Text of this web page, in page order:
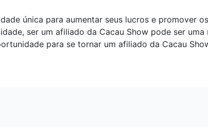
única para aumentar seus lucros e promover
ser um afiliado da Cacau Show pode ser
para se tornar um afiliado da Cacau